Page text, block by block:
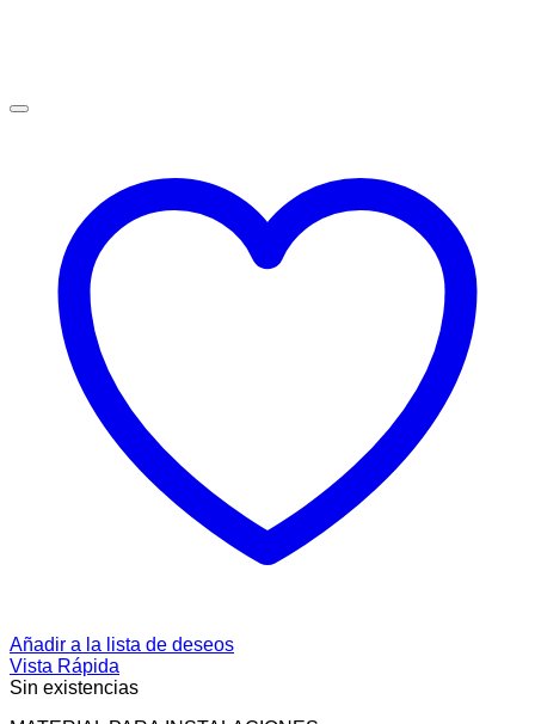
Añadir a la lista de deseos
Vista Rápida
Sin existencias